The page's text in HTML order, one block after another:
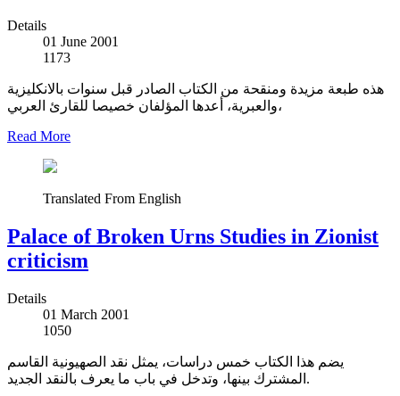
Details
01 June 2001
1173
هذه طبعة مزيدة ومنقحة من الكتاب الصادر قبل سنوات بالانكليزية
والعبرية، أعدها المؤلفان خصيصا للقارئ العربي،
Read More
Translated From English
Palace of Broken Urns Studies in Zionist
criticism
Details
01 March 2001
1050
يضم هذا الكتاب خمس دراسات، يمثل نقد الصهيونية القاسم
المشترك بينها، وتدخل في باب ما يعرف بالنقد الجديد.